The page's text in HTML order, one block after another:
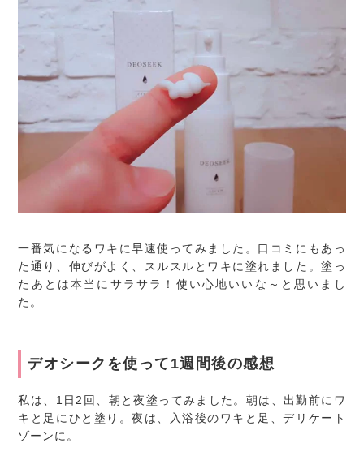
一番気になるワキに早速使ってみました。口コミにもあっ
た通り、伸びがよく、スルスルとワキに塗れました。塗っ
たあとは本当にサラサラ！使い心地いいな～と思いまし
た。
デオシークを使って1週間後の感想
私は、1日2回、朝と夜塗ってみました。朝は、出勤前にワ
キと足にひと塗り。夜は、入浴後のワキと足、デリケート
ゾーンに。